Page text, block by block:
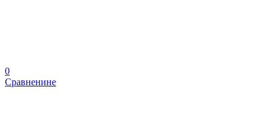
0
Сравненине